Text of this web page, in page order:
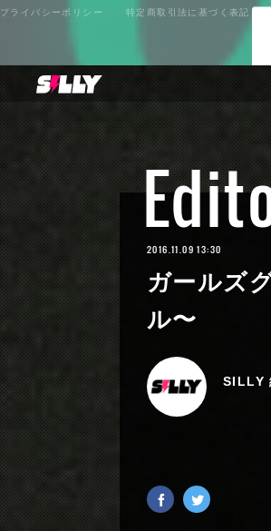
2016.11.09 13:30
ガールズ
ル〜
SILLY
プライバシーポリシー 特定商取引法に基づく表記